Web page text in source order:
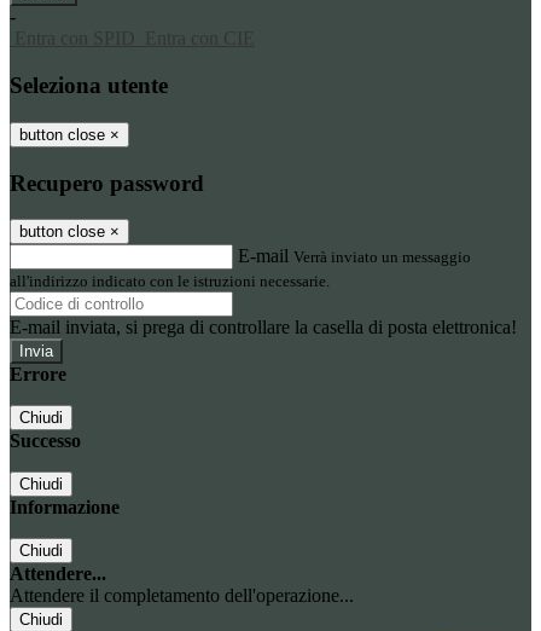
-
Entra con SPID
Entra con CIE
Seleziona utente
button close ×
Recupero password
button close ×
E-mail Verrà inviato un messaggio
all'indirizzo indicato con le istruzioni necessarie.
E-mail inviata, si prega di controllare la casella di posta elettronica!
Errore
Chiudi
Successo
Chiudi
Informazione
Chiudi
Attendere...
Attendere il completamento dell'operazione...
Chiudi